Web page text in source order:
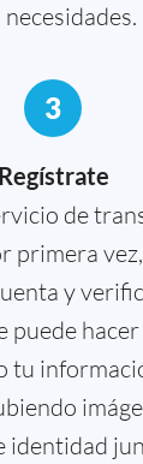
3
Regístrate
de
primera
y
puede
tu
identidad